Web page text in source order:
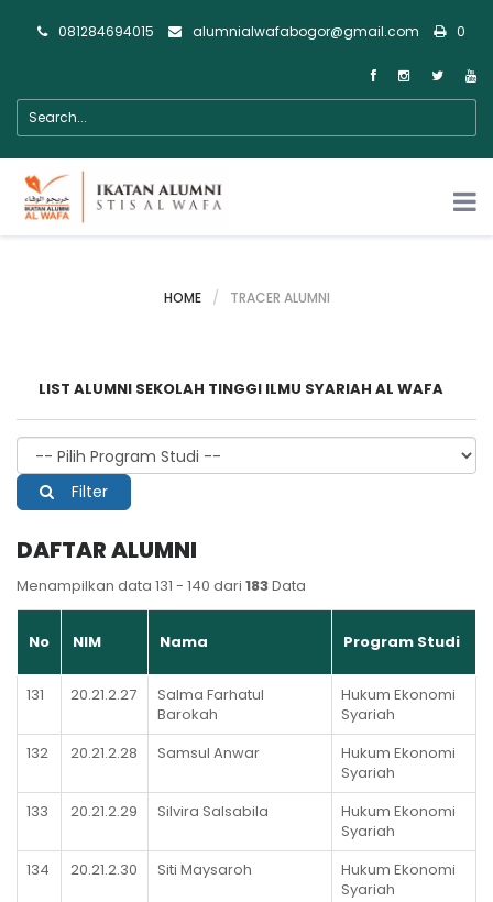
081284694015 alumnialwafabogor@gmail.com 0
HOME TRACER ALUMNI
LIST ALUMNI SEKOLAH TINGGI ILMU SYARIAH AL WAFA
Filter
DAFTAR ALUMNI
Menampilkan data 131 - 140 dari 183Data
No NIM Nama Program Studi
131 20.21.2.27
Salma Farhatul
Barokah
Hukum Ekonomi
Syariah
132
20.21.2.28 Samsul Anwar
Hukum Ekonomi
Syariah
133
20.21.2.29 Silvira Salsabila
Hukum Ekonomi
Syariah
134
20.21.2.30 Siti Maysaroh
Hukum Ekonomi
Syariah